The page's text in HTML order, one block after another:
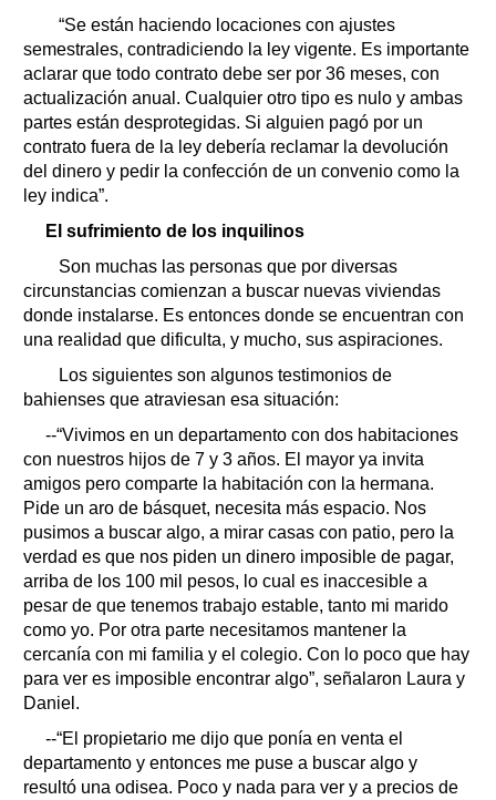
“Se están haciendo locaciones con ajustes
semestrales, contradiciendo la ley vigente. Es importante
aclarar que todo contrato debe ser por 36 meses, con
actualización anual. Cualquier otro tipo es nulo y ambas
partes están desprotegidas. Si alguien pagó por un
contrato fuera de la ley debería reclamar la devolución
del dinero y pedir la confección de un convenio como la
ley indica”.
El sufrimiento de los inquilinos
Son muchas las personas que por diversas
circunstancias comienzan a buscar nuevas viviendas
donde instalarse. Es entonces donde se encuentran con
una realidad que dificulta, y mucho, sus aspiraciones.
Los siguientes son algunos testimonios de
bahienses que atraviesan esa situación:
--“Vivimos en un departamento con dos habitaciones
con nuestros hijos de 7 y 3 años. El mayor ya invita
amigos pero comparte la habitación con la hermana.
Pide un aro de básquet, necesita más espacio. Nos
pusimos a buscar algo, a mirar casas con patio, pero la
verdad es que nos piden un dinero imposible de pagar,
arriba de los 100 mil pesos, lo cual es inaccesible a
pesar de que tenemos trabajo estable, tanto mi marido
como yo. Por otra parte necesitamos mantener la
cercanía con mi familia y el colegio. Con lo poco que hay
para ver es imposible encontrar algo”, señalaron Laura y
Daniel.
--“El propietario me dijo que ponía en venta el
departamento y entonces me puse a buscar algo y
resultó una odisea. Poco y nada para ver y a precios de